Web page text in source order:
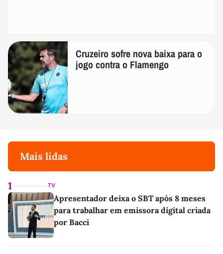
Cruzeiro sofre nova baixa para o
jogo contra o Flamengo
Mais lidas
1 TV
Apresentador deixa o SBT após 8 meses
para trabalhar em emissora digital criada
por Bacci